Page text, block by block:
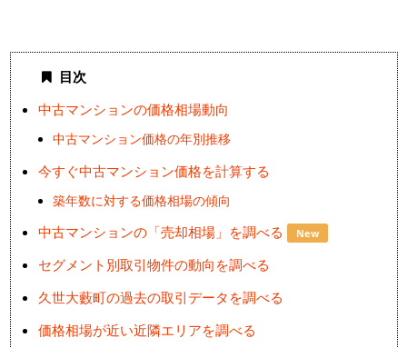
目次
中古マンションの価格相場動向
中古マンション価格の年別推移
今すぐ中古マンション価格を計算する
築年数に対する価格相場の傾向
中古マンションの「売却相場」を調べる New
セグメント別取引物件の動向を調べる
久世大藪町の過去の取引データを調べる
価格相場が近い近隣エリアを調べる